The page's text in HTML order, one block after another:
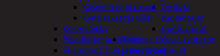
Teräs ja
kuppiharjat
Upotusterät
Telineet, tikkaat, työtasot
ja tarvikkeet
Käsivoiteet ja rasvat
Kynsisakset ja viilat
Kosmetiikka
Pesuharjat ja -sienet
Shampoot, hoitaineet ja saippuat